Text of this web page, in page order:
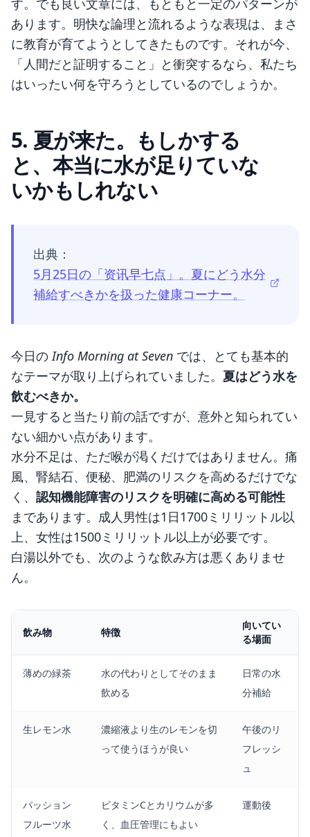
す。でも良い文章には、もともと一定のパターンが
あります。明快な論理と流れるような表現は、まさ
に教育が育てようとしてきたものです。それが今、
「人間だと証明すること」と衝突するなら、私たち
はいったい何を守ろうとしているのでしょうか。
5. 夏が来た。もしかする
と、本当に水が足りていな
いかもしれない
出典：
5月25日の「资讯早七点」。夏にどう水分
補給すべきかを扱った健康コーナー。
今日のInfo Morning at Seven では、とても基本的
なテーマが取り上げられていました。 夏はどう水を
飲むべきか。
一見すると当たり前の話ですが、意外と知られてい
ない細かい点があります。
水分不足は、ただ喉が渇くだけではありません。痛
風、腎結石、便秘、肥満のリスクを高めるだけでな
く、 認知機能障害のリスクを明確に高める可能性
まであります。成人男性は1日1700ミリリットル以
上、女性は1500ミリリットル以上が必要です。
白湯以外でも、次のような飲み方は悪くありませ
ん。
飲み物 特徴
向いてい
る場面
薄めの緑茶
水の代わりとしてそのまま
飲める
日常の水
分補給
生レモン水
濃縮液より生のレモンを切
って使うほうが良い
午後のリ
フレッシ
ュ
パッション
フルーツ水
ビタミンCとカリウムが多
く、血圧管理にもよい
運動後